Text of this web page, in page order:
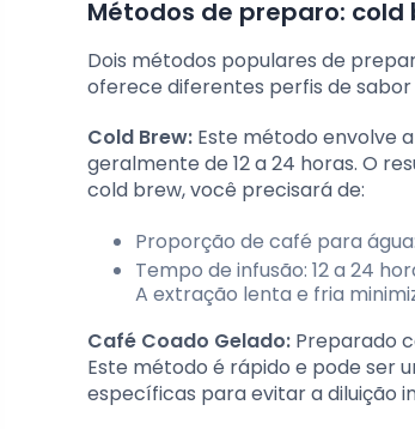
Métodos de preparo:
Dois métodos populares de
oferece diferentes perfis de
Cold Brew: Este método envolve
geralmente de 12 a 24 horas. O
cold brew, você precisará de:
Proporção de café para água:
Tempo de infusão: 12 a 24
A extração lenta e fria
Café Coado Gelado: Preparado
Este método é rápido e pode ser
específicas para evitar a diluição